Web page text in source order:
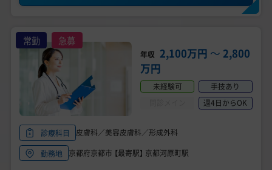
常勤 急募
年収 2,100万円 〜 2,800
万円
未経験可
手技あり
週4日からOK
診療科目
皮膚科／美容皮膚科／形成外科
勤務地
京都府京都市 【最寄駅】 京都河原町駅